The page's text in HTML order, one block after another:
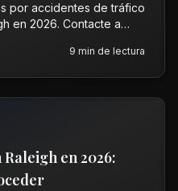
por accidentes de tráfico
en 2026. Contacte a
9 min de lectura
en 2026: